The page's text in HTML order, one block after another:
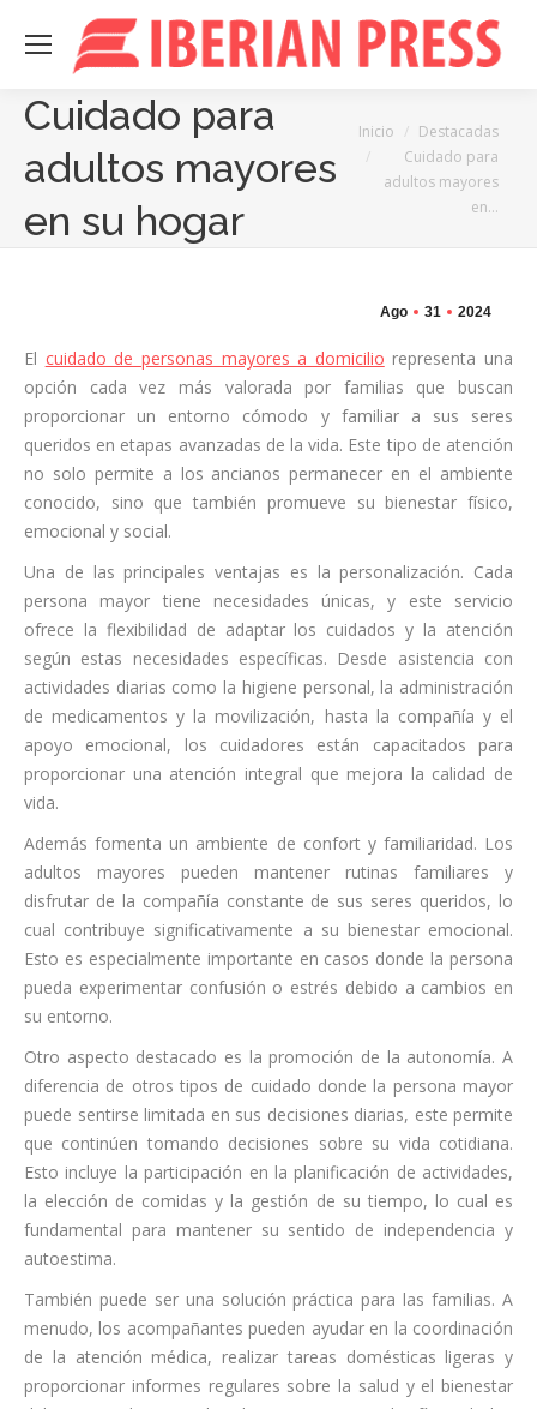
Cuidado para
adultos mayores
en su hogar
Estás aquí:
Inicio
Destacadas
Cuidado para
adultos mayores
en…
Ago 31 2024
El cuidado de personas mayores a domicilio representa una
opción cada vez más valorada por familias que buscan
proporcionar un entorno cómodo y familiar a sus seres
queridos en etapas avanzadas de la vida. Este tipo de atención
no solo permite a los ancianos permanecer en el ambiente
conocido, sino que también promueve su bienestar físico,
emocional y social.
Una de las principales ventajas es la personalización. Cada
persona mayor tiene necesidades únicas, y este servicio
ofrece la flexibilidad de adaptar los cuidados y la atención
según estas necesidades específicas. Desde asistencia con
actividades diarias como la higiene personal, la administración
de medicamentos y la movilización, hasta la compañía y el
apoyo emocional, los cuidadores están capacitados para
proporcionar una atención integral que mejora la calidad de
vida.
Además fomenta un ambiente de confort y familiaridad. Los
adultos mayores pueden mantener rutinas familiares y
disfrutar de la compañía constante de sus seres queridos, lo
cual contribuye significativamente a su bienestar emocional.
Esto es especialmente importante en casos donde la persona
pueda experimentar confusión o estrés debido a cambios en
su entorno.
Otro aspecto destacado es la promoción de la autonomía. A
diferencia de otros tipos de cuidado donde la persona mayor
puede sentirse limitada en sus decisiones diarias, este permite
que continúen tomando decisiones sobre su vida cotidiana.
Esto incluye la participación en la planificación de actividades,
la elección de comidas y la gestión de su tiempo, lo cual es
fundamental para mantener su sentido de independencia y
autoestima.
También puede ser una solución práctica para las familias. A
menudo, los acompañantes pueden ayudar en la coordinación
de la atención médica, realizar tareas domésticas ligeras y
proporcionar informes regulares sobre la salud y el bienestar